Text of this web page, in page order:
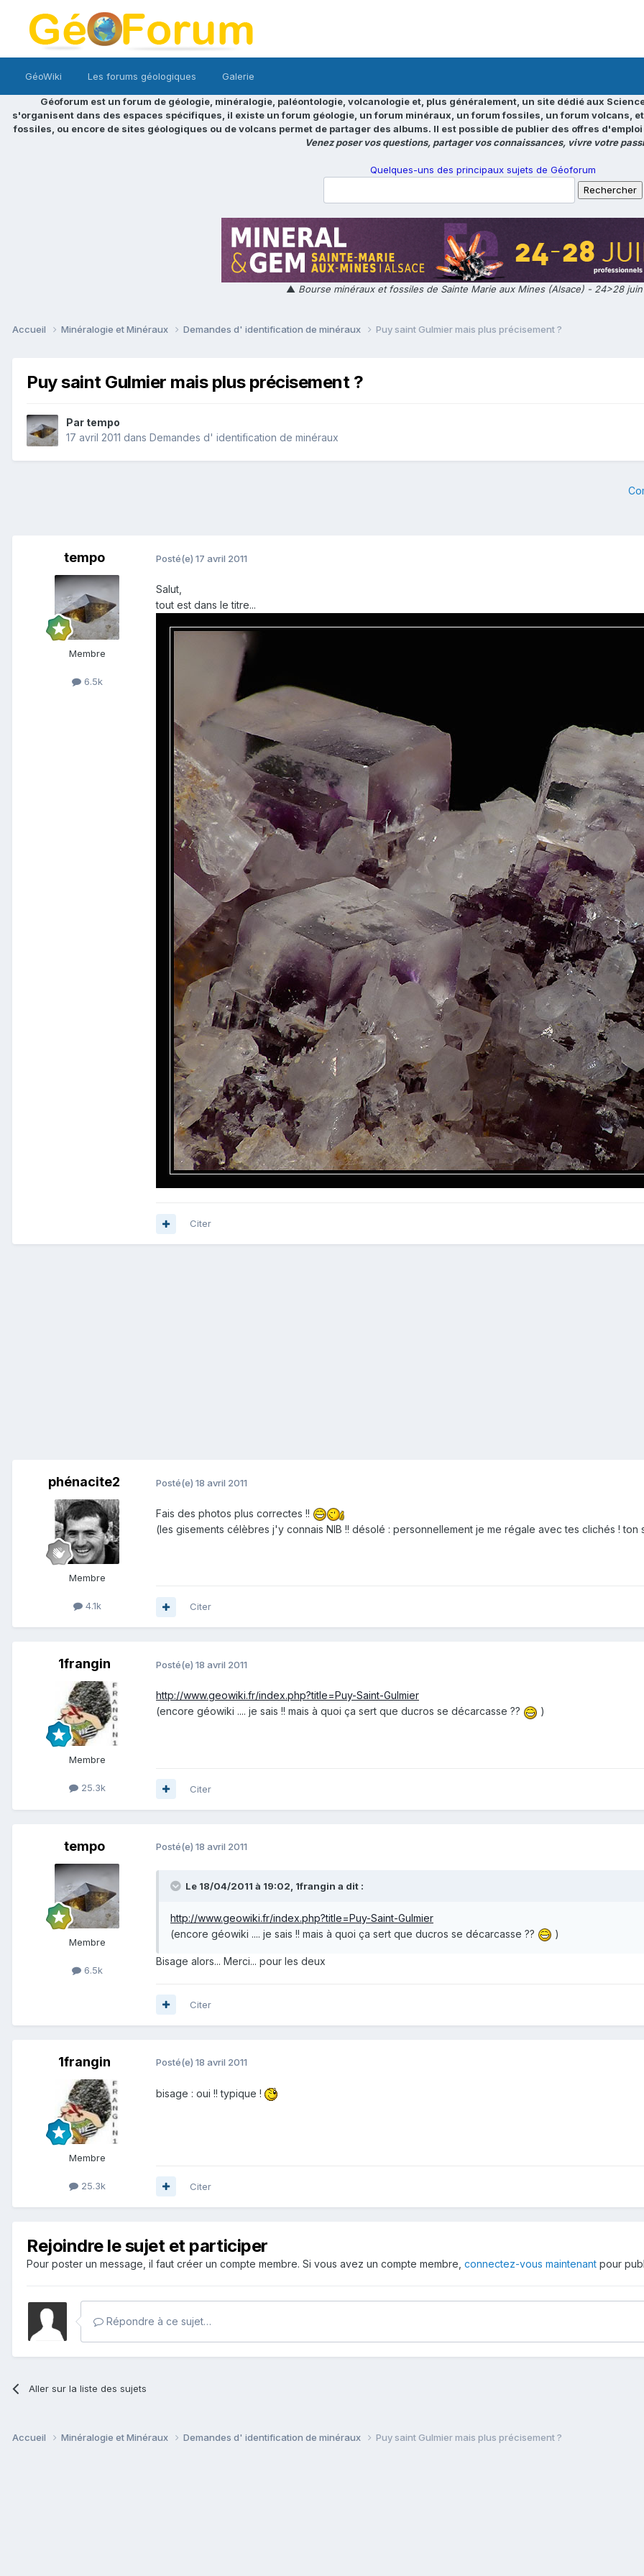
GéoWiki Les forums géologiques Galerie
Géoforum est un forum de géologie, minéralogie, paléontologie, volcanologie et, plus généralement, un site dédié aux
s'organisent dans des espaces spécifiques, il existe un forum géologie, un forum minéraux, un forum fossiles, un forum volcans,
fossiles, ou encore de sites géologiques ou de volcans permet de partager des albums. Il est possible de publier des offres
Venez poser vos questions, partager vos connaissances, vivre votre
Quelques-uns des principaux sujets de Géoforum
▲ Bourse minéraux et fossiles de Sainte Marie aux Mines (Alsace) - 24>28
Accueil Minéralogie et Minéraux Demandes d' identification de minéraux Puy saint Gulmier mais plus précisement ?
Puy saint Gulmier mais plus précisement ?
Par tempo
17 avril 2011 dans Demandes d' identification de minéraux
tempo
Membre
6.5k
Posté(e) 17 avril 2011
Salut,
tout est dans le titre...
Citer
phénacite2
Membre
4.1k
Posté(e) 18 avril 2011
Fais des photos plus correctes !!
(les gisements célèbres j'y connais NIB !! désolé : personnellement je me régale avec tes clichés ! ton
Citer
1frangin
Membre
25.3k
Posté(e) 18 avril 2011
http://www.geowiki.fr/index.php?title=Puy-Saint-Gulmier
(encore géowiki .... je sais !! mais à quoi ça sert que ducros se décarcasse ??
)
Citer
tempo
Membre
6.5k
Posté(e) 18 avril 2011
Le 18/04/2011 à 19:02, 1frangin a dit :
http://www.geowiki.fr/index.php?title=Puy-Saint-Gulmier
(encore géowiki .... je sais !! mais à quoi ça sert que ducros se décarcasse ??
)
Bisage alors... Merci... pour les deux
Citer
1frangin
Membre
25.3k
Posté(e) 18 avril 2011
bisage : oui !! typique !
Citer
Rejoindre le sujet et participer
Pour poster un message, il faut créer un compte membre. Si vous avez un compte membre, connectez-vous maintenant pour
Répondre à ce sujet…
Aller sur la liste des sujets
Accueil Minéralogie et Minéraux Demandes d' identification de minéraux Puy saint Gulmier mais plus précisement ?